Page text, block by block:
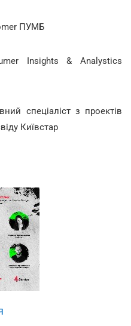
ПУМБ
Insights & Analystics
спеціаліст з проектів
Київстар